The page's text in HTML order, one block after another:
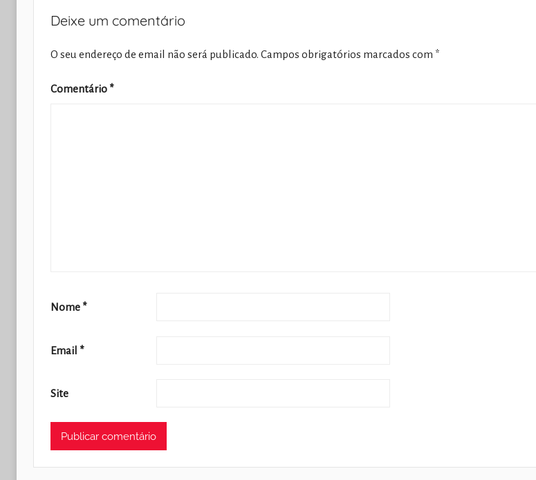
Deixe um comentário
O seu endereço de email não será publicado. Campos obrigatórios marcados com *
Comentário *
Nome *
Email *
Site